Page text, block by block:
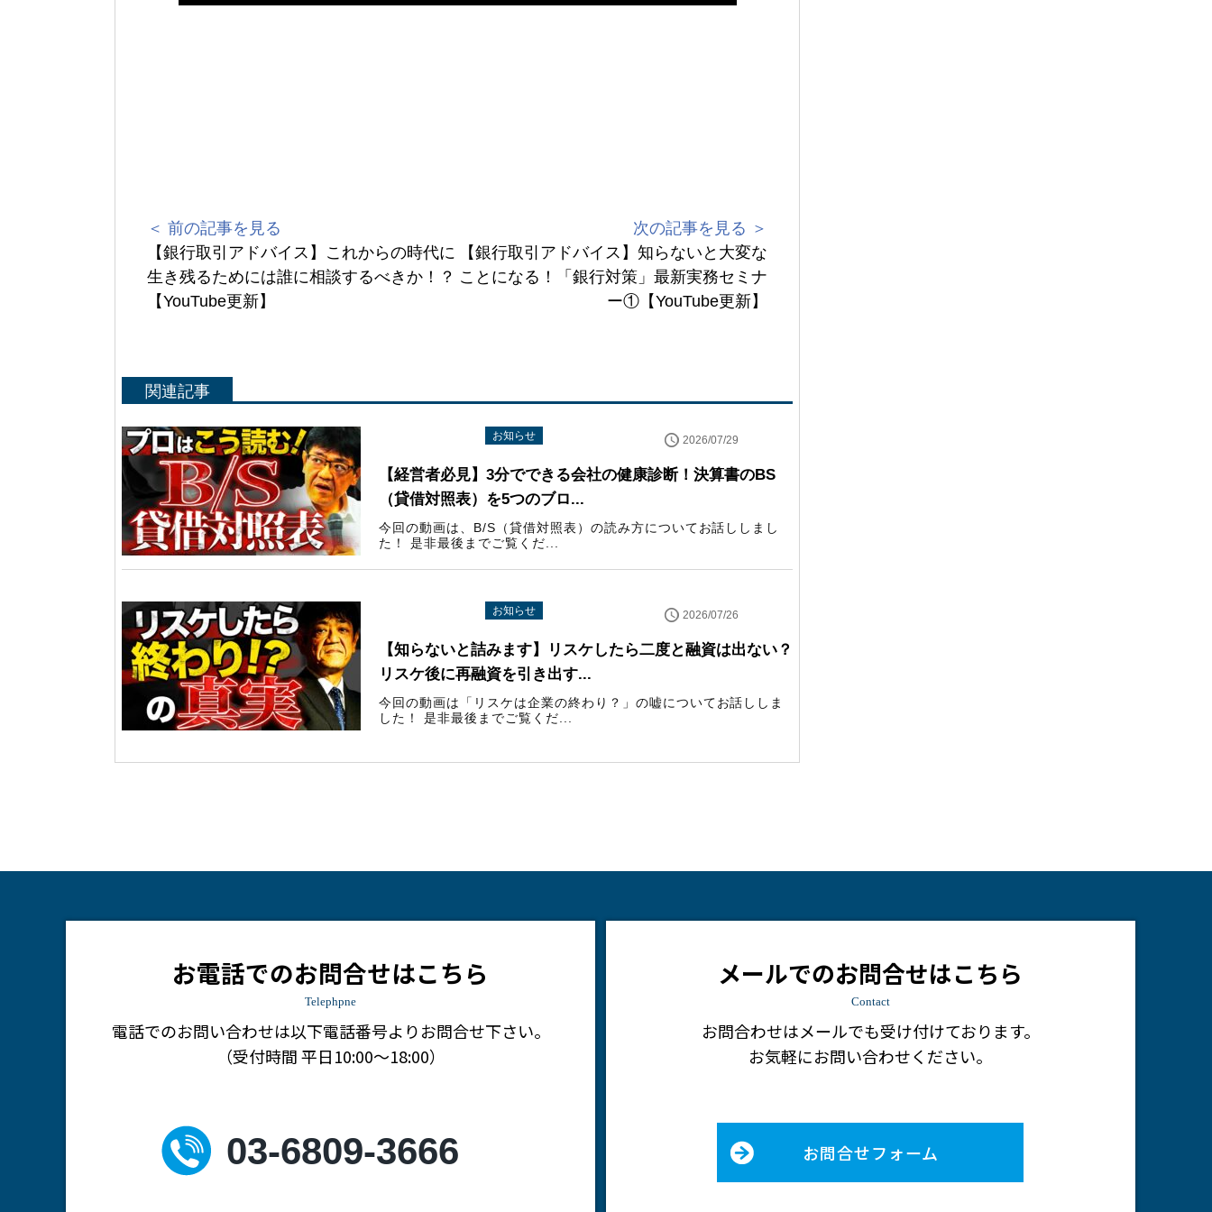
＜ 前の記事を見る
【銀行取引アドバイス】これからの時代に
生き残るためには誰に相談するべきか！？
【YouTube更新】
次の記事を見る ＞
【銀行取引アドバイス】知らないと大変な
ことになる！「銀行対策」最新実務セミナ
ー①【YouTube更新】
関連記事
お知らせ 2026/07/29
【経営者必見】3分でできる会社の健康診断！決算書のBS
（貸借対照表）を5つのブロ...
今回の動画は、B/S（貸借対照表）の読み方についてお話ししまし
た！ 是非最後までご覧くだ...
お知らせ 2026/07/26
【知らないと詰みます】リスケしたら二度と融資は出ない？
リスケ後に再融資を引き出す...
今回の動画は「リスケは企業の終わり？」の嘘についてお話ししま
した！ 是非最後までご覧くだ...
お電話でのお問合せはこちら
Telephpne
電話でのお問い合わせは以下電話番号よりお問合せ下さい。
（受付時間 平日10:00～18:00）
03-6809-3666
メールでのお問合せはこちら
Contact
お問合わせはメールでも受け付けております。
お気軽にお問い合わせください。
お問合せフォーム